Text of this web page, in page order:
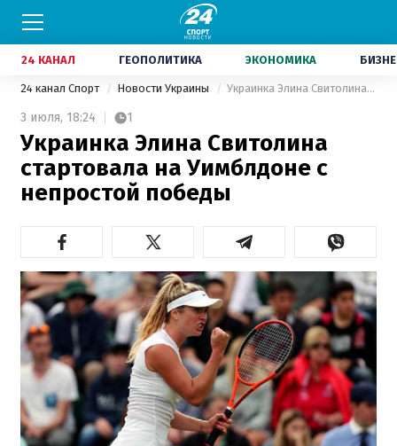
24 КАНАЛ ГЕОПОЛИТИКА ЭКОНОМИКА
24 канал Спорт Новости Украины Украинка Элина Свитолина стартовала на Уимблдоне с непростой победы
3 июля, 18:24 1
Украинка Элина Свитолина
стартовала на Уимблдоне с
непростой победы